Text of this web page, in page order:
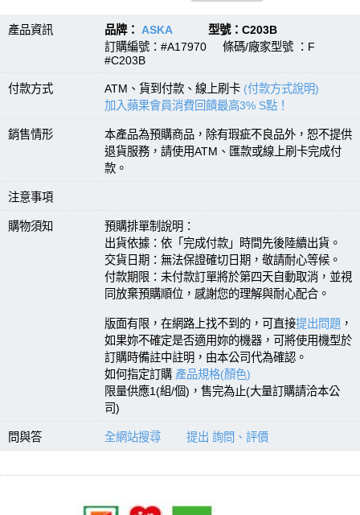
產品資訊 品牌： ASKA 型號：C203B
訂購編號：#A17970 條碼/廠家型號 ：F
#C203B
付款方式 ATM、貨到付款、線上刷卡 (付款方式說明)
加入蘋果會員消費回饋最高3% S點！
銷售情形
本產品為預購商品，除有瑕疵不良品外，恕不提供
退貨服務，請使用ATM、匯款或線上刷卡完成付
款。
注意事項
購物須知
預購排單制說明：
出貨依據：依「完成付款」時間先後陸續出貨。
交貨日期：無法保證確切日期，敬請耐心等候。
付款期限：未付款訂單將於第四天自動取消，並視
同放棄預購順位，感謝您的理解與耐心配合。
版面有限，在網路上找不到的，可直接提出問題 ，
如果妳不確定是否適用妳的機器，可將使用機型於
訂購時備註中註明，由本公司代為確認。
如何指定訂購 產品規格(顏色)
限量供應1(組/個)，售完為止(大量訂購請洽本公
司)
問與答 全網站搜尋 提出 詢問、評價